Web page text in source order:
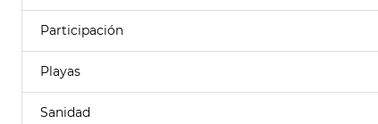
Participación
Playas
Sanidad